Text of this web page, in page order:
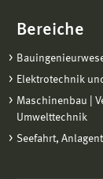
Bereiche
Elektrotechnik
Maschinenbau |
Umwelttechnik
Seefahrt,